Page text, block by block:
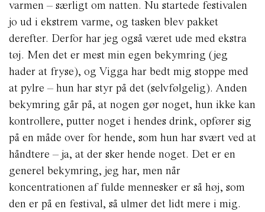
varmen – særligt om natten. Nu startede festivalen
jo ud i ekstrem varme, og tasken blev pakket
derefter. Derfor har jeg også været ude med ekstra
tøj. Men det er mest min egen bekymring (jeg
hader at fryse), og Vigga har bedt mig stoppe med
at pylre – hun har styr på det (selvfølgelig). Anden
bekymring går på, at nogen gør noget, hun ikke kan
kontrollere, putter noget i hendes drink, opfører sig
på en måde over for hende, som hun har svært ved at
håndtere – ja, at der sker hende noget. Det er en
generel bekymring, jeg har, men når
koncentrationen af fulde mennesker er så høj, som
den er på en festival, så ulmer det lidt mere i mig.